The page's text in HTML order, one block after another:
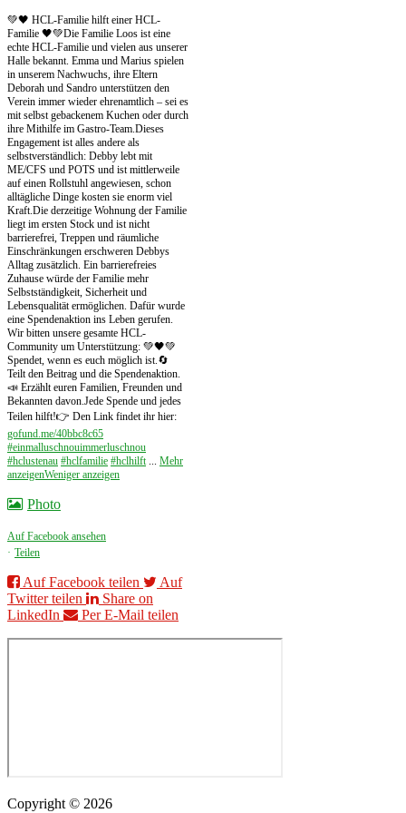
💚🖤 HCL-Familie hilft einer HCL-
Familie 🖤💚Die Familie Loos ist eine
echte HCL-Familie und vielen aus unserer
Halle bekannt. Emma und Marius spielen
in unserem Nachwuchs, ihre Eltern
Deborah und Sandro unterstützen den
Verein immer wieder ehrenamtlich – sei es
mit selbst gebackenem Kuchen oder durch
ihre Mithilfe im Gastro-Team.Dieses
Engagement ist alles andere als
selbstverständlich: Debby lebt mit
ME/CFS und POTS und ist mittlerweile
auf einen Rollstuhl angewiesen, schon
alltägliche Dinge kosten sie enorm viel
Kraft.Die derzeitige Wohnung der Familie
liegt im ersten Stock und ist nicht
barrierefrei, Treppen und räumliche
Einschränkungen erschweren Debbys
Alltag zusätzlich. Ein barrierefreies
Zuhause würde der Familie mehr
Selbstständigkeit, Sicherheit und
Lebensqualität ermöglichen. Dafür wurde
eine Spendenaktion ins Leben gerufen.
Wir bitten unsere gesamte HCL-
Community um Unterstützung: 💚🖤💚
Spendet, wenn es euch möglich ist.🔄
Teilt den Beitrag und die Spendenaktion.
📣 Erzählt euren Familien, Freunden und
Bekannten davon.Jede Spende und jedes
Teilen hilft!👉 Den Link findet ihr hier:
gofund.me/40bbc8c65
#einmalluschnouimmerluschnou
#hclustenau #hclfamilie #hclhilft ... Mehr
anzeigenWeniger anzeigen
Photo
Auf Facebook ansehen
· Teilen
Auf Facebook teilen
Auf
Twitter teilen
Share on
LinkedIn
Per E-Mail teilen
Copyright © 2026